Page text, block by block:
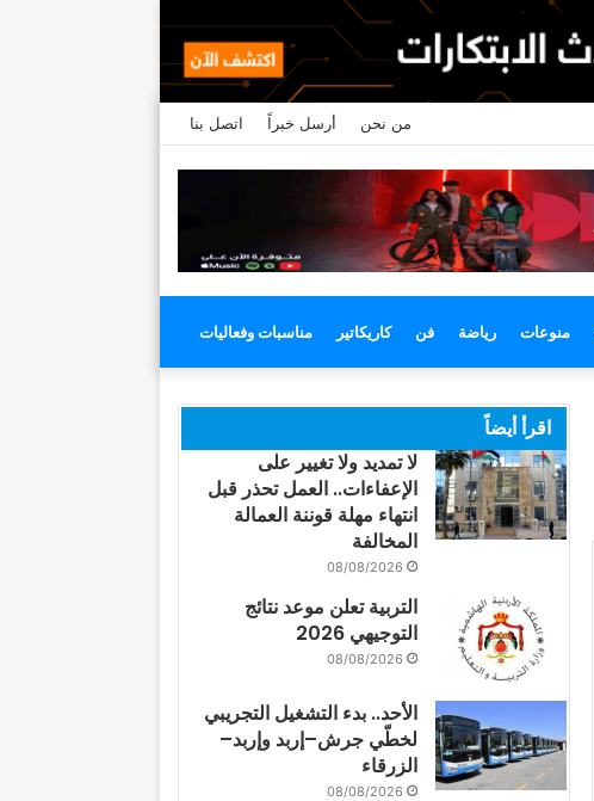
من نحن أرسل خبراً اتصل بنا
منوعات رياضة فن كاريكاتير مناسبات وفعاليات
اقرأ أيضاً
لا تمديد ولا تغيير على
الإعفاءات.. العمل تحذر قبل
انتهاء مهلة قوننة العمالة
المخالفة
08/08/2026
التربية تعلن موعد نتائج
التوجيهي 2026
08/08/2026
الأحد.. بدء التشغيل التجريبي
لخطّي جرش–إربد وإربد–
الزرقاء
08/08/2026